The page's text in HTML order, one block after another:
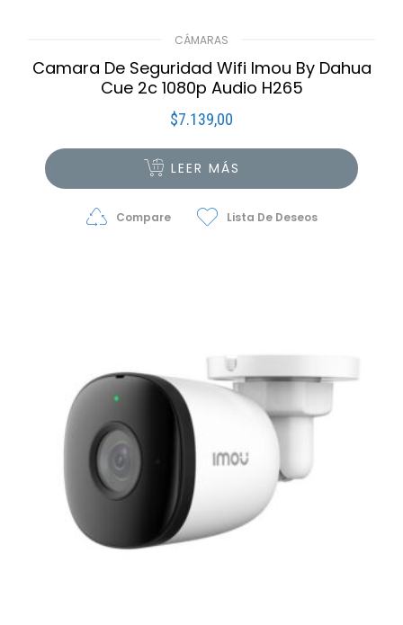
CÁMARAS
Camara De Seguridad Wifi Imou By Dahua
Cue 2c 1080p Audio H265
$7.139,00
LEER MÁS
Compare Lista De Deseos